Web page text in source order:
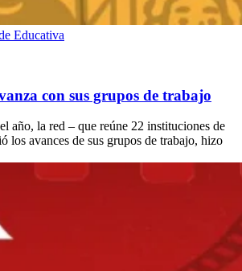
Educativa
con sus grupos de trabajo
año, la red – que reúne 22 instituciones de
los avances de sus grupos de trabajo, hizo